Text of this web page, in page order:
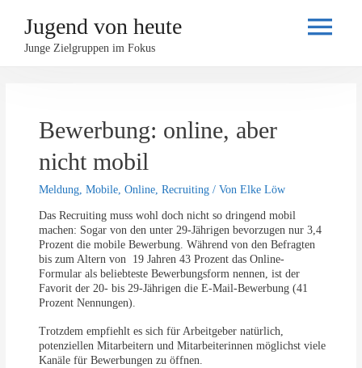
Jugend von heute
Junge Zielgruppen im Fokus
Bewerbung: online, aber
nicht mobil
Meldung ,Mobile ,Online ,Recruiting / VonElke Löw
Das Recruiting muss wohl doch nicht so dringend mobil
machen: Sogar von den unter 29-Jährigen bevorzugen nur 3,4
Prozent die mobile Bewerbung. Während von den Befragten
bis zum Altern von 19 Jahren 43 Prozent das Online-
Formular als beliebteste Bewerbungsform nennen, ist der
Favorit der 20- bis 29-Jährigen die E-Mail-Bewerbung (41
Prozent Nennungen).
Trotzdem empfiehlt es sich für Arbeitgeber natürlich,
potenziellen Mitarbeitern und Mitarbeiterinnen möglichst viele
Kanäle für Bewerbungen zu öffnen.